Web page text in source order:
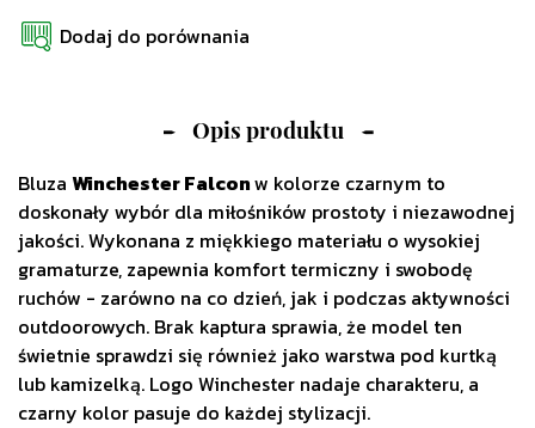
Dodaj do porównania
Opis produktu
Bluza Winchester Falconw kolorze czarnym to
doskonały wybór dla miłośników prostoty i niezawodnej
jakości. Wykonana z miękkiego materiału o wysokiej
gramaturze, zapewnia komfort termiczny i swobodę
ruchów - zarówno na co dzień, jak i podczas aktywności
outdoorowych. Brak kaptura sprawia, że model ten
świetnie sprawdzi się również jako warstwa pod kurtką
lub kamizelką. Logo Winchester nadaje charakteru, a
czarny kolor pasuje do każdej stylizacji.